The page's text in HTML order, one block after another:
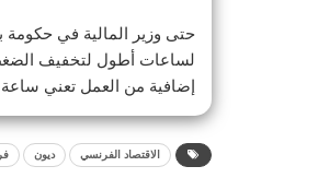
حتى وزير المالية في حكومة
لساعات أطول لتخفيف الضغط
إضافية من العمل تعني ساعة
الاقتصاد الفرنسي ديون